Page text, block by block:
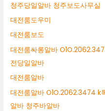
청주당일알바 청주보도사무실
대전룸도우미
대전룸보도
대전룸싸롱알바
전당일알바
대전룸알바
대전룸알바 O1O.2062.3474
알바 청주바알바